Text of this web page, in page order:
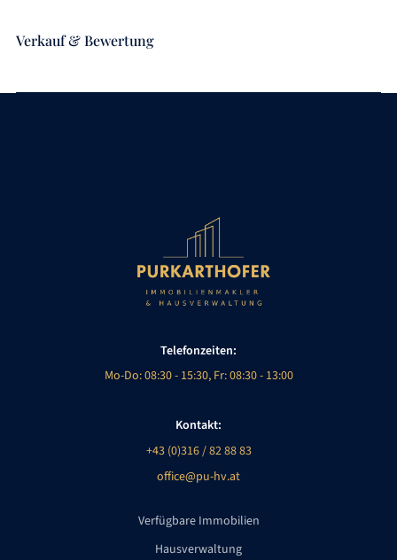
Verkauf & Bewertung
Telefonzeiten:
Mo-Do: 08:30 - 15:30, Fr: 08:30 - 13:00
Kontakt:
+43 (0)316 / 82 88 83
office@pu-hv.at
Verfügbare Immobilien
Hausverwaltung